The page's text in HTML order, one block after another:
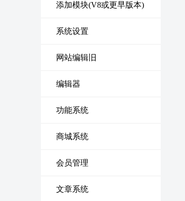
添加模块(V8或更早版本)
系统设置
网站编辑旧
编辑器
功能系统
商城系统
会员管理
文章系统